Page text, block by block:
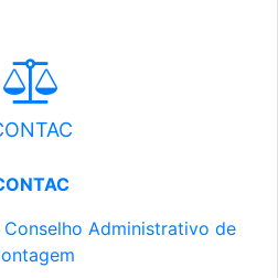
Administrativo de